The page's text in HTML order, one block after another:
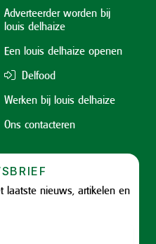
Adverteerder worden bij
louis delhaize
Een louis delhaize openen
Delfood
Werken bij louis delhaize
Ons contacteren
laatste nieuws, artikelen en